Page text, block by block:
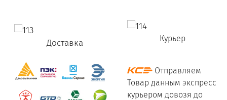
Доставка Курьер
Отправляем
Товар данным экспресс
курьером довозя до